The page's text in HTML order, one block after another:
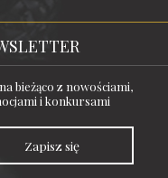
bieżąco z nowościami,
i konkursami
Zapisz się